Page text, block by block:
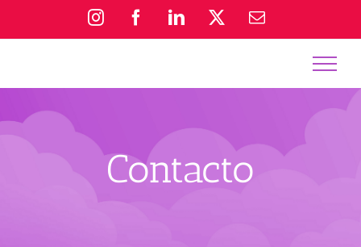
to
InstagramFacebookLinkedIn Email
Contacto